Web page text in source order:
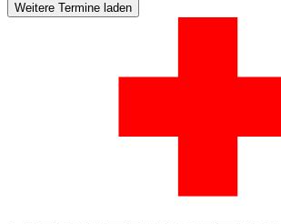
Weitere Termine laden